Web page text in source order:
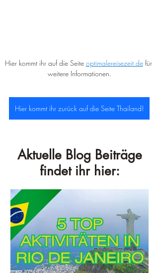
Hier kommt ihr auf die Seite optimalereisezeit.de für
weitere Informationen.
Hier kommt ihr zurück auf die Seite Thailand!
Aktuelle Blog Beiträge
findet ihr hier: